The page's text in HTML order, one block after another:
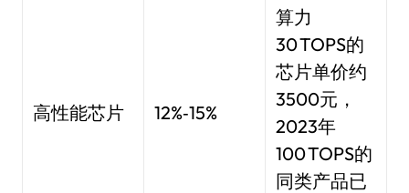
高性能芯片 12%‑15%
算力
30 TOPS的
芯片单价约
3500元，
2023年
100 TOPS的
同类产品已